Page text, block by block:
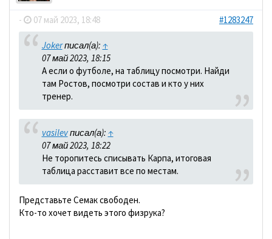
- 07 май 2023, 18:48 #1283247
Jokerписал(а): ↑
07 май 2023, 18:15
А если о футболе, на таблицу посмотри. Найди
там Ростов, посмотри состав и кто у них
тренер.
vasilevписал(а): ↑
07 май 2023, 18:22
Не торопитесь списывать Карпа, итоговая
таблица расставит все по местам.
Представьте Семак свободен.
Кто-то хочет видеть этого физрука?